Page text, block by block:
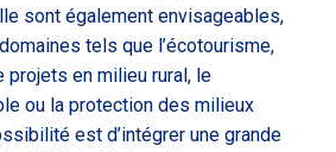
sont également envisageables,
tels que l’écotourisme,
projets en milieu rural, le
ou la protection des milieux
est d’intégrer une grande